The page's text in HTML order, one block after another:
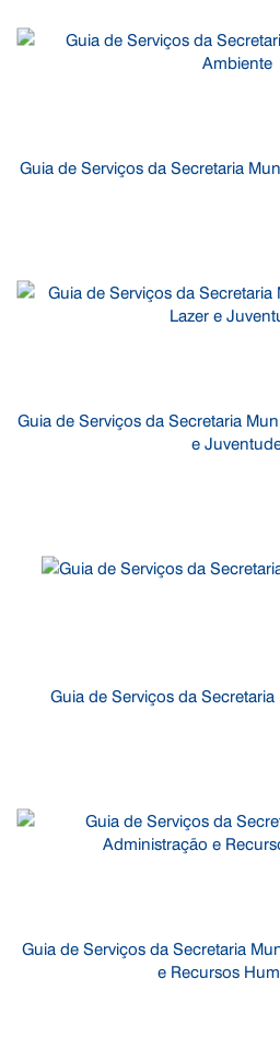
Guia de Serviços da Secretaria
Guia de Serviços da Secretaria
e
Guia de Serviços da
Guia de Serviços da Secretaria
e Recursos